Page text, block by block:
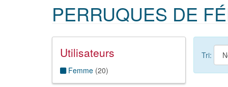
PERRUQUES DE
Utilisateurs
Femme (20)
Tri: